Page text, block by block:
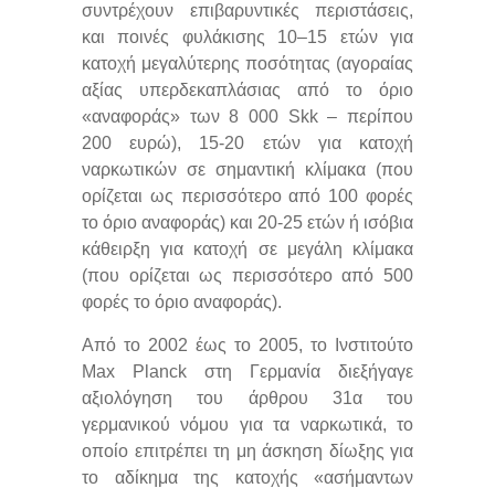
συντρέχουν επιβαρυντικές περιστάσεις,
και ποινές φυλάκισης 10–15 ετών για
κατοχή μεγαλύτερης ποσότητας (αγοραίας
αξίας υπερδεκαπλάσιας από το όριο
«αναφοράς» των 8 000 Skk – περίπου
200 ευρώ), 15-20 ετών για κατοχή
ναρκωτικών σε σημαντική κλίμακα (που
ορίζεται ως περισσότερο από 100 φορές
το όριο αναφοράς) και 20-25 ετών ή ισόβια
κάθειρξη για κατοχή σε μεγάλη κλίμακα
(που ορίζεται ως περισσότερο από 500
φορές το όριο αναφοράς).
Από το 2002 έως το 2005, το Ινστιτούτο
Max Planck στη Γερμανία διεξήγαγε
αξιολόγηση του άρθρου 31α του
γερμανικού νόμου για τα ναρκωτικά, το
οποίο επιτρέπει τη μη άσκηση δίωξης για
το αδίκημα της κατοχής «ασήμαντων